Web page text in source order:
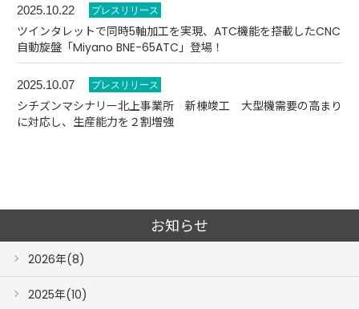
2025.10.22
ツインタレットで同時5軸加工を実現、ATC機能を搭載したCNC
自動旋盤「Miyano BNE-65ATC」登場！
2025.10.07
シチズンマシナリー北上事業所 新棟竣工 大型機需要の高まり
に対応し、生産能力を２割増強
お知らせ
2026年(8)
2025年(10)